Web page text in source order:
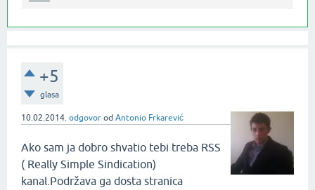
+5
glasa
10.02.2014. odgovor od Antonio Frkarević
Ako sam ja dobro shvatio tebi treba RSS
( Really Simple Sindication)
kanal.Podržava ga dosta stranica